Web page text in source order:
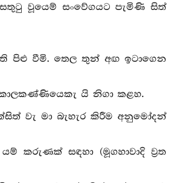
වූයෙම් සංවේගයට පැමිණි සිත්
පිළු වීමි. තෙල තුන් අඟ ඉටාගෙන
කාලකණ්ණියෙකැ යි නිගා කළහ.
වැ මා බැහැර කිරීම අනුමෝදන්
කරුණක් සඳහා (මූගහාවාදි ව්‍රත